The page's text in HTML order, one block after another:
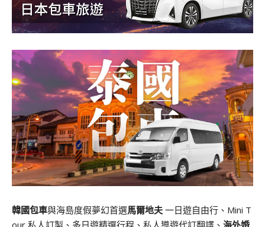
韓國包車與海島度假夢幻首選馬爾地夫 一日遊自由行、Mini T
our 私人訂製、多日遊精選行程、私人導遊代訂翻譯、 海外婚